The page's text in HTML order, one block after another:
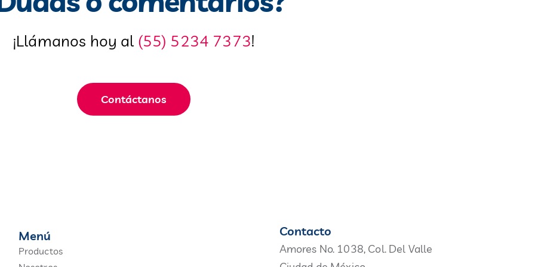
¡Llámanos hoy al (55) 5234 7373!
Contáctanos
Menú
Productos
Contacto
Amores No. 1038, Col. Del Valle